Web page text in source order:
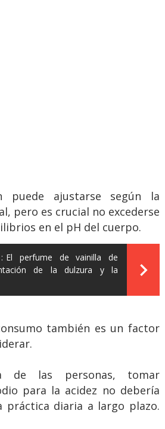
puede ajustarse según la
pero es crucial no excederse
en el pH del cuerpo.
El perfume de vainilla de
de la dulzura y la
también es un factor
de las personas, tomar
para la acidez no debería
práctica diaria a largo plazo.